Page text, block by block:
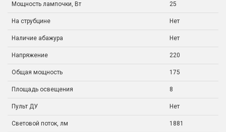
Мощность лампочки, Вт 25
На струбцине Нет
Наличие абажура Нет
Напряжение 220
Общая мощность 175
Площадь освещения 8
Пульт ДУ Нет
Световой поток, лм 1881